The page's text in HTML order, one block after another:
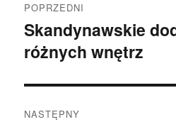
wpisu
POPRZEDNI
Poprzedni
wpis:
Skandynawskie
różnych wnętrz
NASTĘPNY